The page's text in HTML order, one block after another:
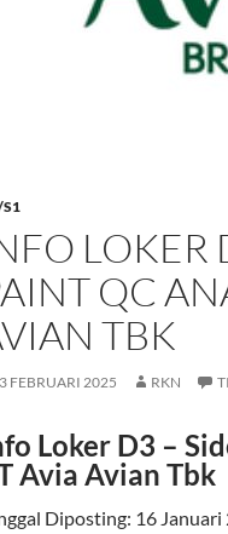
LOKER
QC
TBK
3 FEBRUARI 2025 RKN
Loker D3 –
Avia Avian Tbk
Diposting: 16 Januari